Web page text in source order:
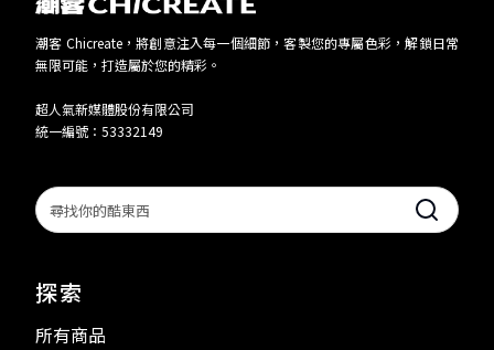
潮客 Chicreate，將創意注入每一個細節，客製您的專屬色彩，解鎖日常
無限可能，打造屬於您的精彩。
超人氣新媒體股份有限公司
統一編號：53332149
Search
探索
所有商品